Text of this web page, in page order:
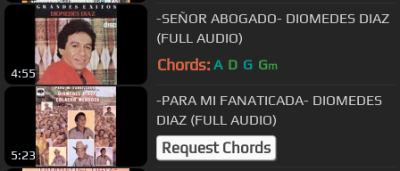
4:55
-SEÑOR ABOGADO- DIOMEDES DIAZ
(FULL AUDIO)
Chords: A D G Gm
5:23
-PARA MI FANATICADA- DIOMEDES
DIAZ (FULL AUDIO)
Request Chords